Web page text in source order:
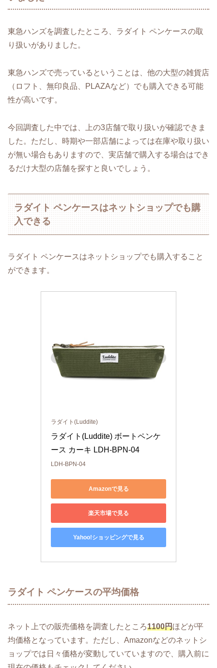
東急ハンズを調査したところ、ラダイト ペンケースの取
り扱いがありました。
東急ハンズで売っているということは、他の大型の雑貨店
（ロフト、無印良品、PLAZAなど）でも購入できる可能
性が高いです。
今回調査した中では、上の3店舗で取り扱いが確認できま
した。ただし、時期や一部店舗によっては在庫や取り扱い
が無い場合もありますので、実店舗で購入する場合はでき
るだけ大型の店舗を探すと良いでしょう。
ラダイト ペンケースはネットショップでも購
入できる
ラダイト ペンケースはネットショップでも購入すること
ができます。
ラダイト(Luddite)
ラダイト(Luddite) ボートペンケ
ース カーキ LDH-BPN-04
LDH-BPN-04
Amazonで見る
楽天市場で見る
Yahoo!ショッピングで見る
ラダイト ペンケースの平均価格
ネット上での販売価格を調査したところ1100円ほどが平
均価格となっています。ただし、Amazonなどのネットシ
ョップでは日々価格が変動していていますので、購入前に